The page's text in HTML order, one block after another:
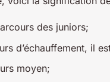
des juniors;
d’échauffement, il
moyen;